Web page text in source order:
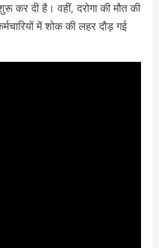
कर दी है। वहीं, दरोगा की मौत की
में शोक की लहर दौड़ गई